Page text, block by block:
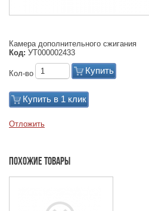
Камера дополнительного сжигания
Код: УТ000002433
Кол-во Купить
Купить в 1 клик
Отложить
Похожие товары